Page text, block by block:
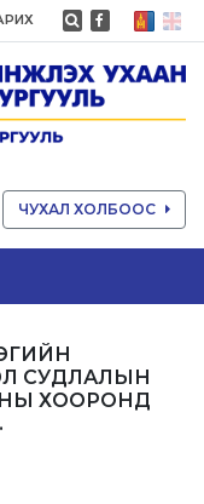
ЧУХАЛ ХОЛБООС
СУДЛАЛЫН
ХООРОНД